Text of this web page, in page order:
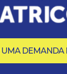
UMA